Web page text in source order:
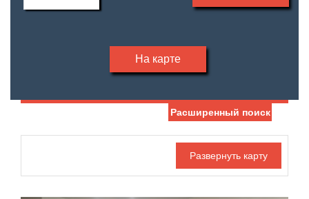
На карте
Жилая площадь
—
Площадь кухни
Расширенный поиск